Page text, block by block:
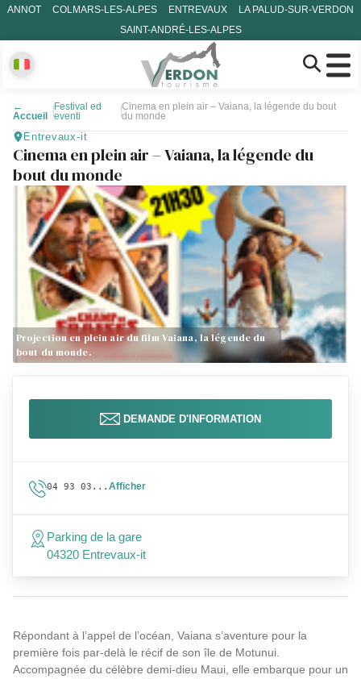
ANNOT COLMARS-LES-ALPES ENTREVAUX
LA PALUD-SUR-VERDON
SAINT-ANDRÉ-LES-ALPES
←
Accueil
Festival ed
eventi
Cinema en plein air – Vaiana, la légende du bout
du monde
Entrevaux-it
Cinema en plein air – Vaiana, la légende du
bout du monde
Projection en plein air du film Vaiana, la légende du
bout du monde.
Répondant à l’appel de l’océan, Vaiana s’aventure pour la
première fois par-delà le récif de son île de Motunui.
Accompagnée du célèbre demi-dieu Maui, elle embarque pour un
DEMANDE D'INFORMATION
04 93 03... Afficher
Parking de la gare
04320 Entrevaux-it